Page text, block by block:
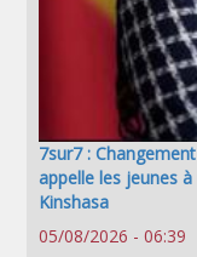
7sur7 :
appelle les jeunes
Kinshasa
05/08/2026 - 06:39